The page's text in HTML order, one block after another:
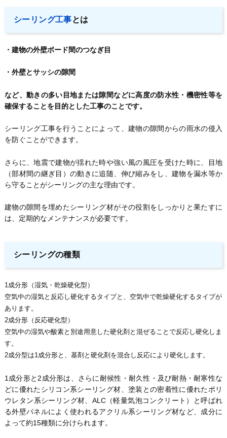
シーリング工事とは
・建物の外壁ボード間のつなぎ目
・外壁とサッシの隙間
など、動きの多い目地または隙間などに高度の防水性・機密性等を
確保することを目的とした工事のことです。
シーリング工事を行うことによって、建物の隙間からの雨水の侵入
を防ぐことができます。
さらに、地震で建物が揺れた時や強い風の風圧を受けた時に、目地
（部材間の継ぎ目）の動きに追随、伸び縮みをし、建物を漏水等か
ら守ることがシーリングの主な理由です。
建物の隙間を埋めたシーリング材がその役割をしっかりと果たすに
は、定期的なメンテナンスが必要です。
シーリングの種類
1成分形（湿気・乾燥硬化型）
空気中の湿気と反応し硬化するタイプと、空気中で乾燥硬化するタイプが
あります。
2成分形（反応硬化型）
空気中の湿気や酸素と別途用意した硬化剤と混ぜることで反応し硬化しま
す。
2成分型は1成分形と、基剤と硬化剤を混合し反応により硬化します。
1成分形と2成分形は、さらに耐候性・耐久性・及び耐熱・耐寒性な
どに優れたシリコン系シーリング材、塗装との密着性に優れたポリ
ウレタン系シーリング材、ALC（軽量気泡コンクリート）と呼ばれ
る外壁パネルによく使われるアクリル系シーリング材など、成分に
よって約15種類に分けられます。